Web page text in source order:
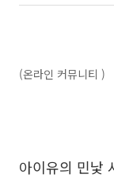
(온라인 커뮤니티 )
아이유의 민낯